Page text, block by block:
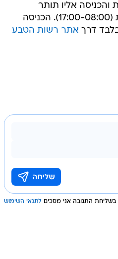
אליו תותר
בשעות הפעילות הרגילות (17:00-08:00). הכניסה
דרך אתר רשות הטבע
בשליחת התגובה אני מסכים לתנאי השימוש